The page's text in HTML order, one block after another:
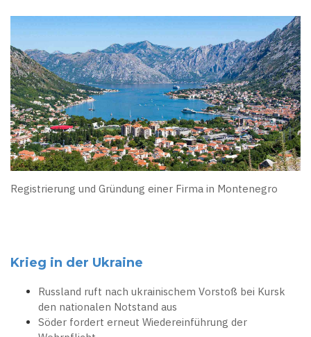
Registrierung und Gründung einer Firma in Montenegro
Krieg in der Ukraine
Russland ruft nach ukrainischem Vorstoß bei Kursk
den nationalen Notstand aus
Söder fordert erneut Wiedereinführung der